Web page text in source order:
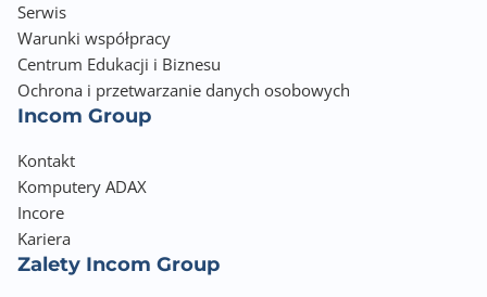
200 x 440 x 44,5
Waga (g)
2800
Flash/RAM: 32 MB/256 MB
Power Input: 100 to 240 V AC, 50/60 Hz
Max. power consumption (watt): 36.9
Operating Temperature: 0°C to 50°C/32°F to 122°F
Storage Temperature -40°C to 70°C/-40°F to 158°F
Serwis
Warunki współpracy
Centrum Edukacji i Biznesu
Ochrona i przetwarzanie danych osobowych
Incom Group
Kontakt
Komputery ADAX
Incore
Kariera
Zalety Incom Group